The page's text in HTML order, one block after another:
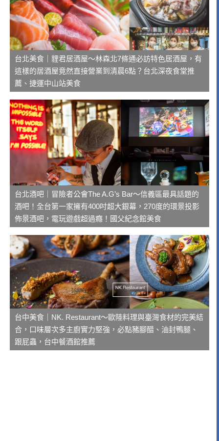
台北美食｜貍君居酒屋～林森北7條通必訪特色居酒屋，有
這樣的居酒屋竟然直接營業到清晨6點？台北深夜食堂推
薦、捷運中山站美食
台北酒吧｜冒險者公會The A.G’s Bar～信義區最具話題的
酒吧！全台第一家擁有400吋超大銀幕，270度的環景投影
佈景酒吧，電玩遊戲超過癮！國父紀念館美食
台中美食｜NK. Restaurant～歐陸料理與臺灣食材的完美結
合，口味層次多主廚實力堅強，必點豬腳醋、油封鴨腿、
跟屁蟲，台中餐酒館推薦